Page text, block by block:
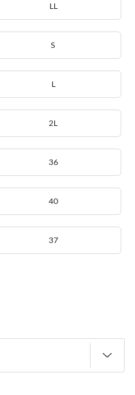
LL
S
L
2L
36
40
37